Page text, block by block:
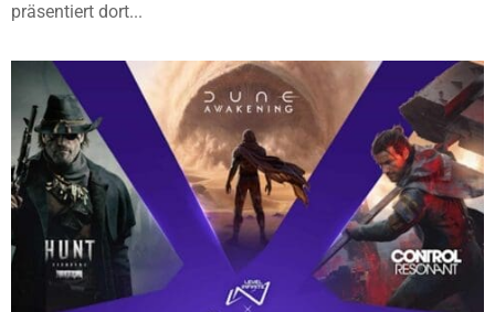
präsentiert dort...